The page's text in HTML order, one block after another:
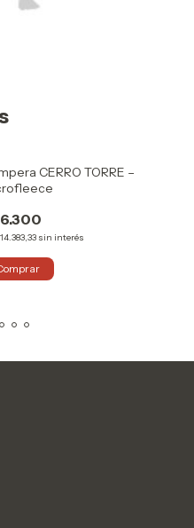
CERRO TORRE –
sin interés